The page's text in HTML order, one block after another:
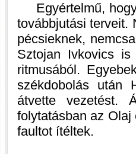
Egyértelmű, hogy
továbbjutási terveit.
pécsieknek,
Sztojan Ivkovics
ritmusából.
székdobolás után
átvette vezetést.
folytatásban az
faultot ítéltek.